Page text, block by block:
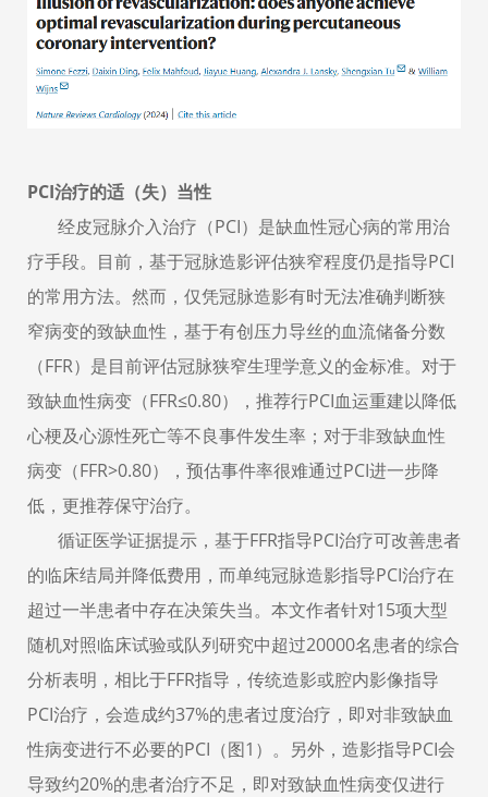
PCI治疗的适 （失） 当性
经皮冠脉介入治疗（PCI）是缺血性冠心病的常用治
疗手段。目前，基于冠脉造影评估狭窄程度仍是指导PCI
的常用方法。然而，仅凭冠脉造影有时无法准确判断狭
窄病变的致缺血性，基于有创压力导丝的血流储备分数
（FFR） 是目前评估冠脉狭窄生理学意义的金标准。 对于
致缺血性病变 （FFR≤0.80） ， 推荐行PCI血运重建以降低
心梗及心源性死亡等不良事件发生率 ； 对于非致缺血性
病变（FFR>0.80） ， 预估事件率很难通过PCI进一步降
低，更推荐保守治疗。
循证医学证据提示，基于FFR指导PCI治疗可改善患者
的临床结局并降低费用 ，而单纯冠脉造影指导PCI治疗在
超过一半患者中存在决策失当。 本文作者针对15项大型
随机对照临床试验或队列研究中超过20000名患者的综合
分析表明，相比于FFR指导，传统造影或腔内影像指导
PCI治疗 ，会造成约37%的患者过度治疗，即对非致缺血
性病变进行不必要的PCI（图1 ） 。 另外，造影指导PCI会
导致约20%的患者治疗不足 ， 即对致缺血性病变仅进行